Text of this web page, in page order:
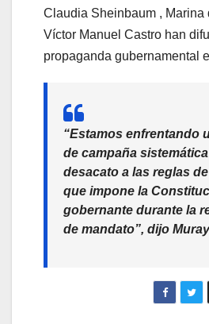
Claudia Sheinbaum , Marina
Víctor Manuel Castro han
propaganda gubernamental
“Estamos enfrentando
de campaña
desacato a las reglas
que impone la
gobernante durante la
de mandato”, dijo